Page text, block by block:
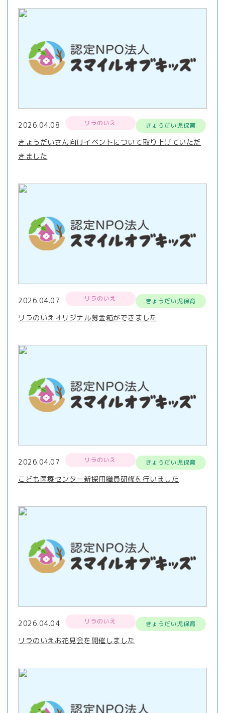
2026.04.08 リラのいえ きょうだい児保育
きょうだいさん向けイベントについて取り上げていただ
きました
2026.04.07 リラのいえ きょうだい児保育
リラのいえオリジナル募金箱ができました
2026.04.07 リラのいえ きょうだい児保育
こども医療センター新採用職員研修を行いました
2026.04.04 リラのいえ きょうだい児保育
リラのいえお花見会を開催しました